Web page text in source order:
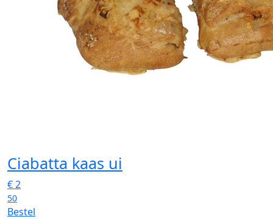
Ciabatta kaas ui
€2
50
Bestel